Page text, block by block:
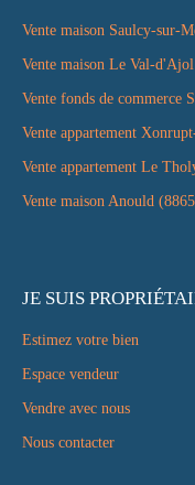
Vente maison Saulcy-sur-
Vente maison Le Val-
Vente fonds de commerce
Vente appartement
Vente appartement Le
Vente maison Anould
JE SUIS
Estimez votre bien
Espace vendeur
Vendre avec nous
Nous contacter